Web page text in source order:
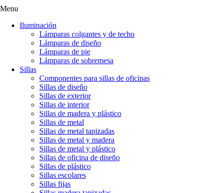
Menu
Iluminación
Lámparas colgantes y de techo
Lámparas de diseño
Lámparas de pie
Lámparas de sobremesa
Sillas
Componentes para sillas de oficinas
Sillas de diseño
Sillas de exterior
Sillas de interior
Sillas de madera y plástico
Sillas de metal
Sillas de metal tapizadas
Sillas de metal y madera
Sillas de metal y plástico
Sillas de oficina de diseño
Sillas de plástico
Sillas escolares
Sillas fijas